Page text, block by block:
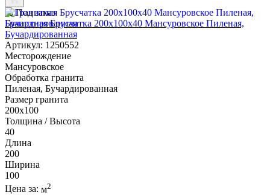
Под заказ
Гранитная Брусчатка 200х100x40 Мансуровское Пиленая,
Бучардированная
Артикул: 1250552
Месторождение
Мансуровское
Обработка гранита
Пиленая, Бучардированная
Размер гранита
200х100
Толщина / Высота
40
Длина
200
Ширина
100
Цена за: м2